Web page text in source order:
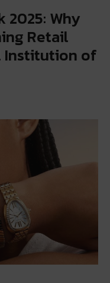
2025: Why
Retail
Institution of